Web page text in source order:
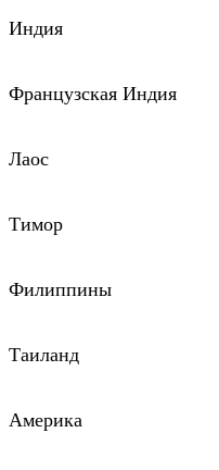
Индия
Французская Индия
Лаос
Тимор
Филиппины
Таиланд
Америка